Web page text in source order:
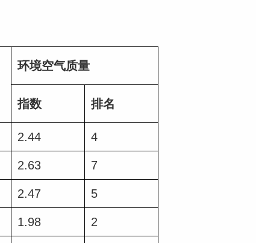
环境空气质量
指数 排名
2.44 4
2.63 7
2.47 5
1.98 2